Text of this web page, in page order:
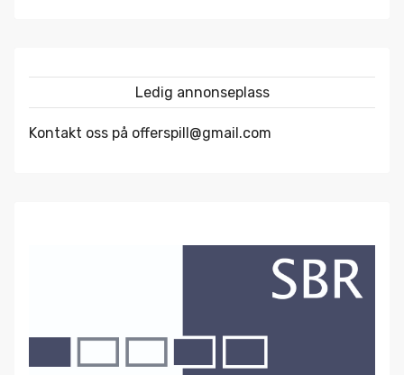
Ledig annonseplass
Kontakt oss på offerspill@gmail.com